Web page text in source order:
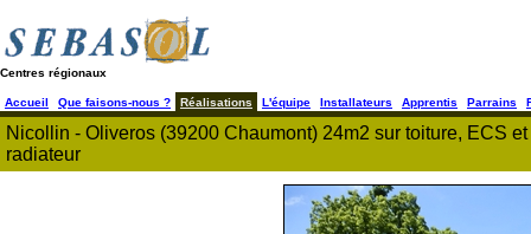
Centres régionaux
Accueil Que faisons-nous ? Réalisations L'équipe Installateurs Apprentis Parrains
Nicollin - Oliveros (39200 Chaumont) 24m2 sur toiture, ECS
radiateur